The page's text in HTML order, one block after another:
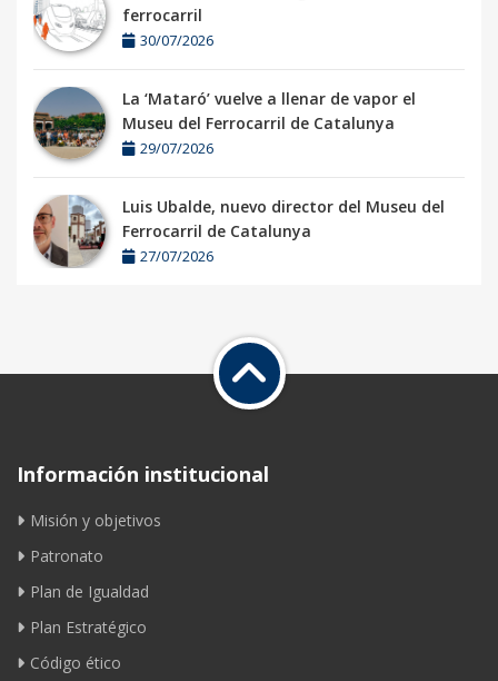
ferrocarril
30/07/2026
La ‘Mataró’ vuelve a llenar de vapor el
Museu del Ferrocarril de Catalunya
29/07/2026
Luis Ubalde, nuevo director del Museu del
Ferrocarril de Catalunya
27/07/2026
Información institucional
Misión y objetivos
Patronato
Plan de Igualdad
Plan Estratégico
Código ético